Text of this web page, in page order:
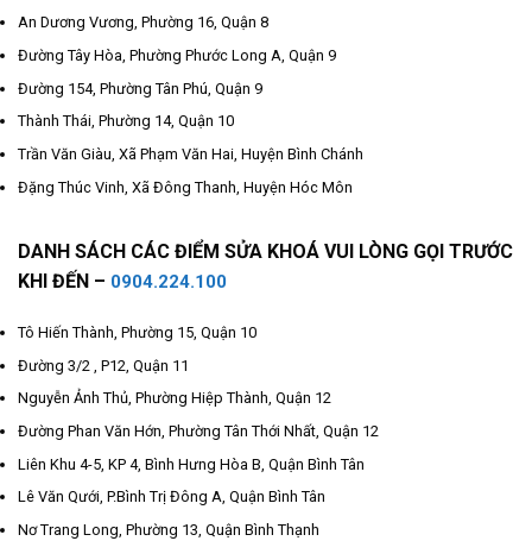
An Dương Vương, Phường 16, Quận 8
Đường Tây Hòa, Phường Phước Long A, Quận 9
Đường 154, Phường Tân Phú, Quận 9
Thành Thái, Phường 14, Quận 10
Trần Văn Giàu, Xã Phạm Văn Hai, Huyện Bình Chánh
Đặng Thúc Vinh, Xã Đông Thanh, Huyện Hóc Môn
DANH SÁCH CÁC ĐIỂM SỬA KHOÁ VUI LÒNG GỌI TRƯỚC
KHI ĐẾN – 0904.224.100
Tô Hiến Thành, Phường 15, Quận 10
Đường 3/2 , P12, Quận 11
Nguyễn Ảnh Thủ, Phường Hiệp Thành, Quận 12
Đường Phan Văn Hớn, Phường Tân Thới Nhất, Quận 12
Liên Khu 4-5, KP 4, Bình Hưng Hòa B, Quận Bình Tân
Lê Văn Qưới, P.Bình Trị Đông A, Quận Bình Tân
Nơ Trang Long, Phường 13, Quận Bình Thạnh